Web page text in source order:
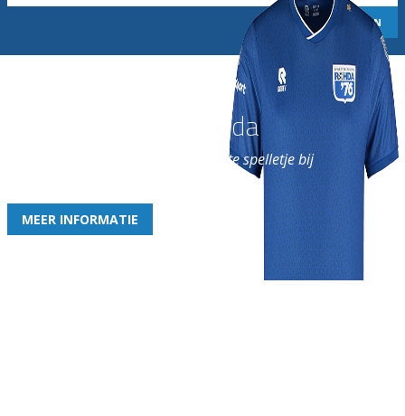
Word nu lid van Rohda
en geniet iedere week van het leukste spelletje bij
MEER INFORMATIE